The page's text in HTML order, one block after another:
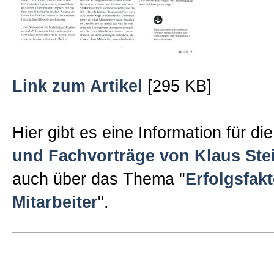
Kontakt
Sitemap
Impressum und
Link zum Artikel [295 KB]
Hier gibt es eine Information für
und Fachvorträge von Klaus
auch über das Thema "
Mitarbeiter".